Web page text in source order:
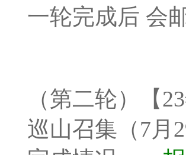
一轮完成后 会
（第二轮）【
巡山召集（7月